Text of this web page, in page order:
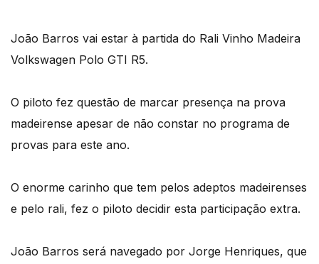
João Barros vai estar à partida do Rali Vinho Madeira
Volkswagen Polo GTI R5.
O piloto fez questão de marcar presença na prova
madeirense apesar de não constar no programa de
provas para este ano.
O enorme carinho que tem pelos adeptos madeirenses
e pelo rali, fez o piloto decidir esta participação extra.
João Barros será navegado por Jorge Henriques, que